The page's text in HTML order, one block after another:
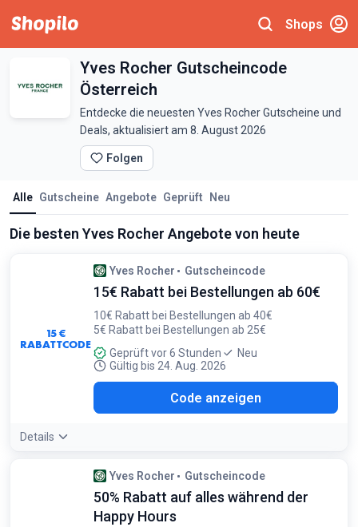
Shops
Yves Rocher Gutscheincode
Österreich
Entdecke die neuesten Yves Rocher Gutscheine und
Deals, aktualisiert am 8. August 2026
Folgen
Alle Gutscheine Angebote Geprüft Neu
Die besten Yves Rocher Angebote von heute
15 €
RABATTCODE
Yves Rocher Gutscheincode
15€ Rabatt bei Bestellungen ab 60€
10€ Rabatt bei Bestellungen ab 40€
5€ Rabatt bei Bestellungen ab 25€
Geprüft vor 6 Stunden
Neu
Gültig bis 24. Aug. 2026
Code anzeigen
Details
Yves Rocher Gutscheincode
50% Rabatt auf alles während der
Happy Hours